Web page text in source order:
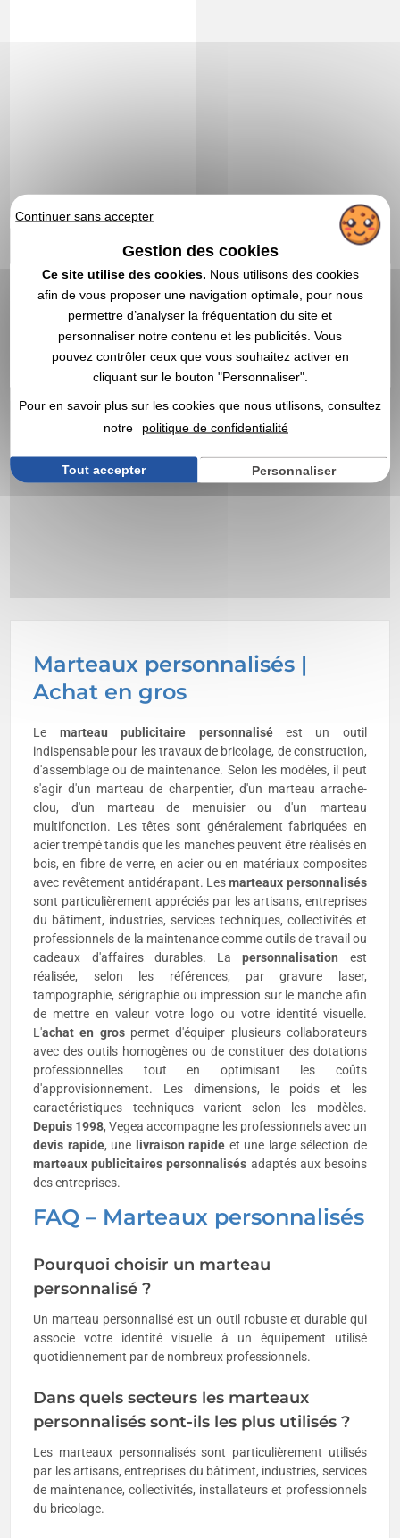
Marteaux personnalisés |
Achat en gros
Le marteau publicitaire personnaliséest un outil
indispensable pour les travaux de bricolage, de construction,
d'assemblage ou de maintenance. Selon les modèles, il peut
s'agir d'un marteau de charpentier, d'un marteau arrache-
clou, d'un marteau de menuisier ou d'un marteau
multifonction. Les têtes sont généralement fabriquées en
acier trempé tandis que les manches peuvent être réalisés en
bois, en fibre de verre, en acier ou en matériaux composites
avec revêtement antidérapant. Lesmarteaux personnalisés
sont particulièrement appréciés par les artisans, entreprises
du bâtiment, industries, services techniques, collectivités et
professionnels de la maintenance comme outils de travail ou
cadeaux d'affaires durables. Lapersonnalisation est
réalisée, selon les références, par gravure laser,
tampographie, sérigraphie ou impression sur le manche afin
de mettre en valeur votre logo ou votre identité visuelle.
L'achat en grospermet d'équiper plusieurs collaborateurs
avec des outils homogènes ou de constituer des dotations
professionnelles tout en optimisant les coûts
d'approvisionnement. Les dimensions, le poids et les
caractéristiques techniques varient selon les modèles.
Depuis 1998, Vegea accompagne les professionnels avec un
devis rapide, une livraison rapide et une large sélection de
marteaux publicitaires personnalisés adaptés aux besoins
des entreprises.
FAQ – Marteaux personnalisés
Pourquoi choisir un marteau
personnalisé ?
Un marteau personnalisé est un outil robuste et durable qui
associe votre identité visuelle à un équipement utilisé
quotidiennement par de nombreux professionnels.
Dans quels secteurs les marteaux
personnalisés sont-ils les plus utilisés ?
Les marteaux personnalisés sont particulièrement utilisés
par les artisans, entreprises du bâtiment, industries, services
de maintenance, collectivités, installateurs et professionnels
du bricolage.
A partir de2,77 €HT
1
Continuer sans accepter
Gestion des cookies
Ce site utilise des cookies. Nous utilisons des cookies
afin de vous proposer une navigation optimale, pour nous
permettre d’analyser la fréquentation du site et
personnaliser notre contenu et les publicités. Vous
pouvez contrôler ceux que vous souhaitez activer en
cliquant sur le bouton "Personnaliser".
Pour en savoir plus sur les cookies que nous utilisons, consultez
notre
politique de confidentialité
Tout accepter Personnaliser